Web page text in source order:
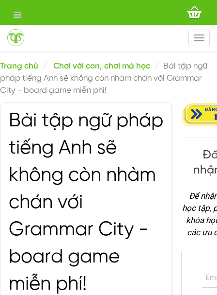
Trang chủ Chơi với con, chơi mà học
Bài tập ngữ
pháp tiếng Anh sẽ không còn nhàm chán với Grammar
City - board game miễn phí!
Bài tập ngữ pháp
tiếng Anh sẽ
không còn nhàm
chán với
Grammar City -
board game
miễn phí!
Để
học tập,
khóa
các ưu